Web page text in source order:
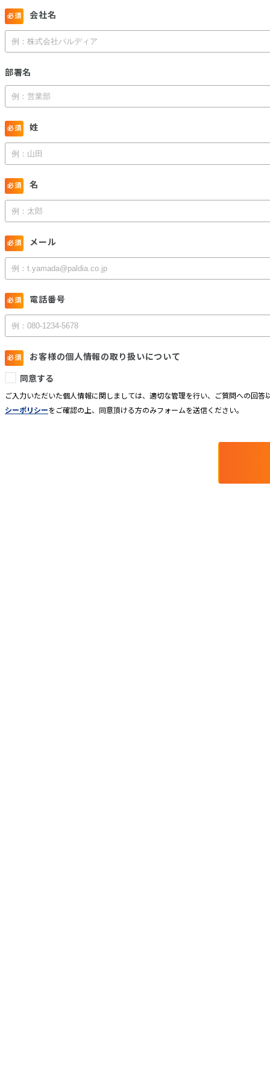
会社名
部署名
姓
名
メール
電話番号
お客様の個人情報の取り扱いについて
同意する
ご入力いただいた個人情報に関しましては、適切な管理を行い、ご質問への回
シーポリシーをご確認の上、同意頂ける方のみフォームを送信ください。